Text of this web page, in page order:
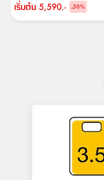
เริ่มต้น 5,590.- -30%